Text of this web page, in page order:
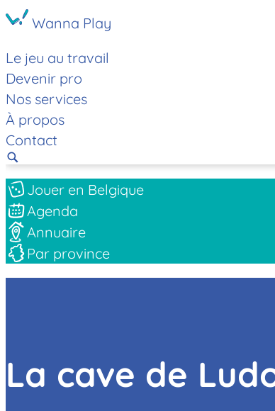
Wanna Play
Le jeu au travail
Devenir pro
Nos services
À propos
Contact
Jouer en Belgique
Agenda
Annuaire
Par province
La cave de